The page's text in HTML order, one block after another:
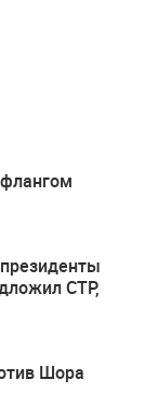
СТР,
Шора